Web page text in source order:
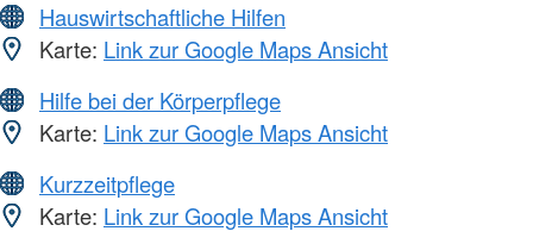
Hauswirtschaftliche Hilfen
Karte: Link zur Google Maps Ansicht
Hilfe bei der Körperpflege
Karte: Link zur Google Maps Ansicht
Kurzzeitpflege
Karte: Link zur Google Maps Ansicht